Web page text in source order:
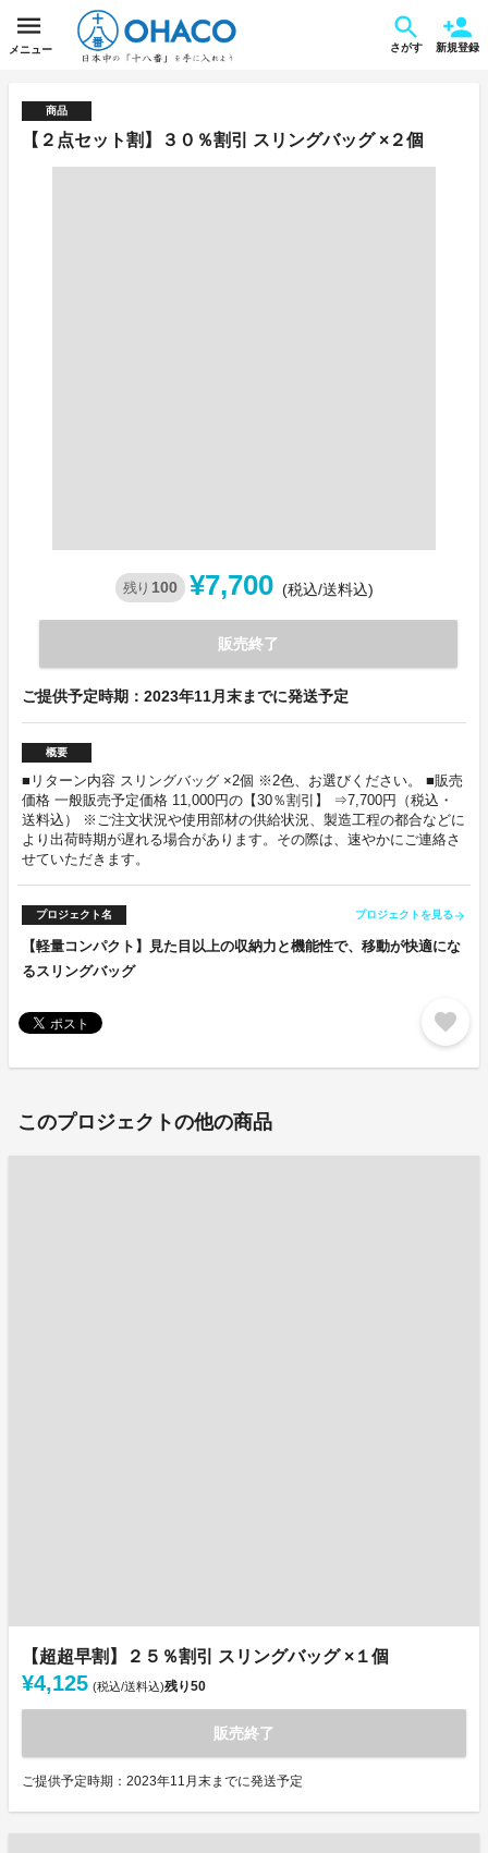
メニュー さがす 新規登録
商品
【２点セット割】３０％割引 スリングバッグ ×２個
残り 100 ¥7,700 (税込/送料込)
販売終了
ご提供予定時期：2023年11月末までに発送予定
概要
■リターン内容 スリングバッグ ×2個 ※2色、お選びください。 ■販売
価格 一般販売予定価格 11,000円の【30％割引】 ⇒7,700円（税込・
送料込） ※ご注文状況や使用部材の供給状況、製造工程の都合などに
より出荷時期が遅れる場合があります。その際は、速やかにご連絡さ
せていただきます。
プロジェクト名 プロジェクトを見る arrow_forward
【軽量コンパクト】見た目以上の収納力と機能性で、移動が快適にな
るスリングバッグ
favorite
このプロジェクトの他の商品
【超超早割】２５％割引 スリングバッグ ×１個
¥4,125 (税込/送料込)残り50
販売終了
ご提供予定時期：2023年11月末までに発送予定